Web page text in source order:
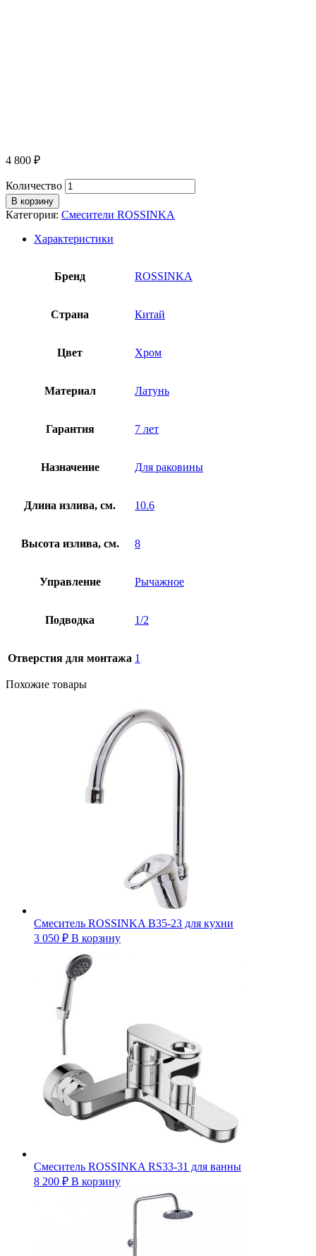
4 800 ₽
Количество
В корзину
Категория: Смесители ROSSINKA
Характеристики
Бренд ROSSINKA
Страна Китай
Цвет Хром
Материал Латунь
Гарантия 7 лет
Назначение Для раковины
Длина излива, см. 10.6
Высота излива, см. 8
Управление Рычажное
Подводка 1/2
Отверстия для монтажа 1
Похожие товары
Смеситель ROSSINKA B35-23 для кухни
3 050 ₽ В корзину
Смеситель ROSSINKA RS33-31 для ванны
8 200 ₽ В корзину